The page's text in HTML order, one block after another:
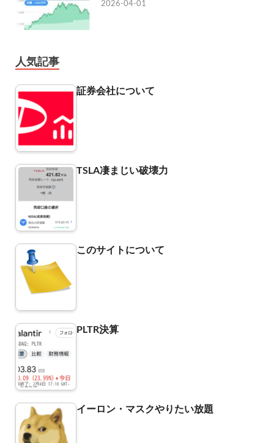
2026-04-01
人気記事
証券会社について
TSLA凄まじい破壊力
このサイトについて
PLTR決算
イーロン・マスクやりたい放題